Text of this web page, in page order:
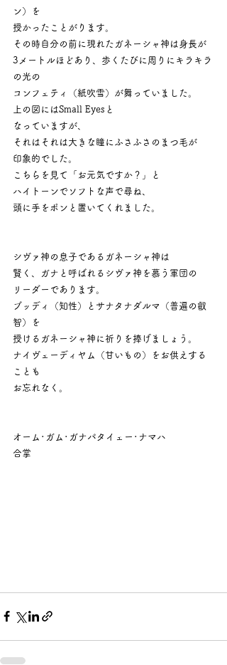
ン）を
授かったことがります。
その時自分の前に現れたガネーシャ神は身長が
3メートルほどあり、歩くたびに周りにキラキラ
の光の
コンフェティ（紙吹雪）が舞っていました。
上の図にはSmall Eyesと
なっていますが、
それはそれは大きな瞳にふさふさのまつ毛が
印象的でした。
こちらを見て「お元気ですか？」と
ハイトーンでソフトな声で尋ね、
頭に手をポンと置いてくれました。
シヴァ神の息子であるガネーシャ神は
賢く、ガナと呼ばれるシヴァ神を慕う軍団の
リーダーであります。
ブッディ（知性）とサナタナダルマ（普遍の叡
智）を
授けるガネーシャ神に祈りを捧げましょう。
ナイヴェーディヤム（甘いもの）をお供えする
ことも
お忘れなく。
オーム･ガム･ガナパタイェー･ナマハ
合掌